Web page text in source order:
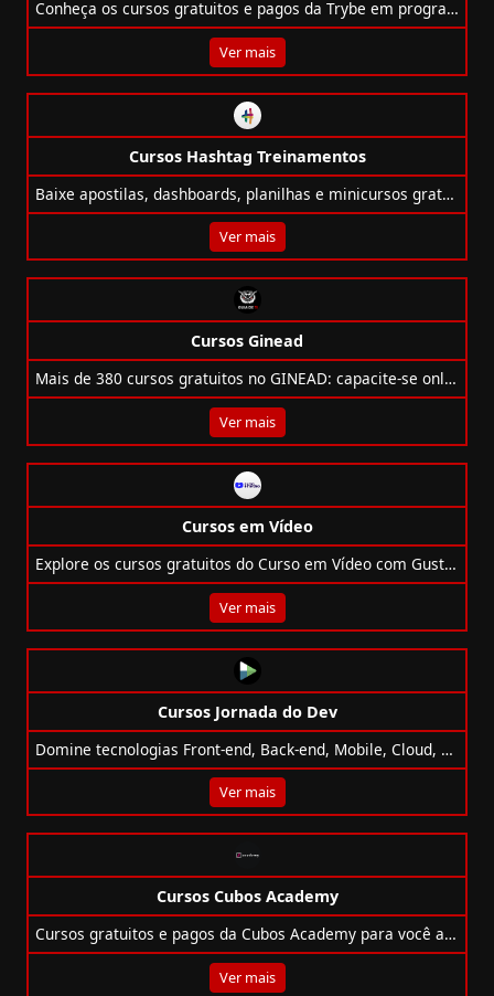
Conheça os cursos gratuitos e pagos da Trybe em programação, IA e produto com foco prático, apoio contínuo e certificado.
Ver mais
Cursos Hashtag Treinamentos
Baixe apostilas, dashboards, planilhas e minicursos gratuitos de Excel, Power BI, Python, SQL e muito mais com a Hashtag Treinamentos!
Ver mais
Cursos Ginead
Mais de 380 cursos gratuitos no GINEAD: capacite-se online com certificação opcional. Flexibilidade e qualidade no seu ritmo!
Ver mais
Cursos em Vídeo
Explore os cursos gratuitos do Curso em Vídeo com Gustavo Guanabara e desenvolva habilidades em tecnologia, inglês, IA, redes e mais!
Ver mais
Cursos Jornada do Dev
Domine tecnologias Front-end, Back-end, Mobile, Cloud, CMS e mais com os cursos gratuitos do Jornada do Dev!
Ver mais
Cursos Cubos Academy
Cursos gratuitos e pagos da Cubos Academy para você acelerar sua carreira em tecnologia, com foco no mercado e suporte com IA.
Ver mais